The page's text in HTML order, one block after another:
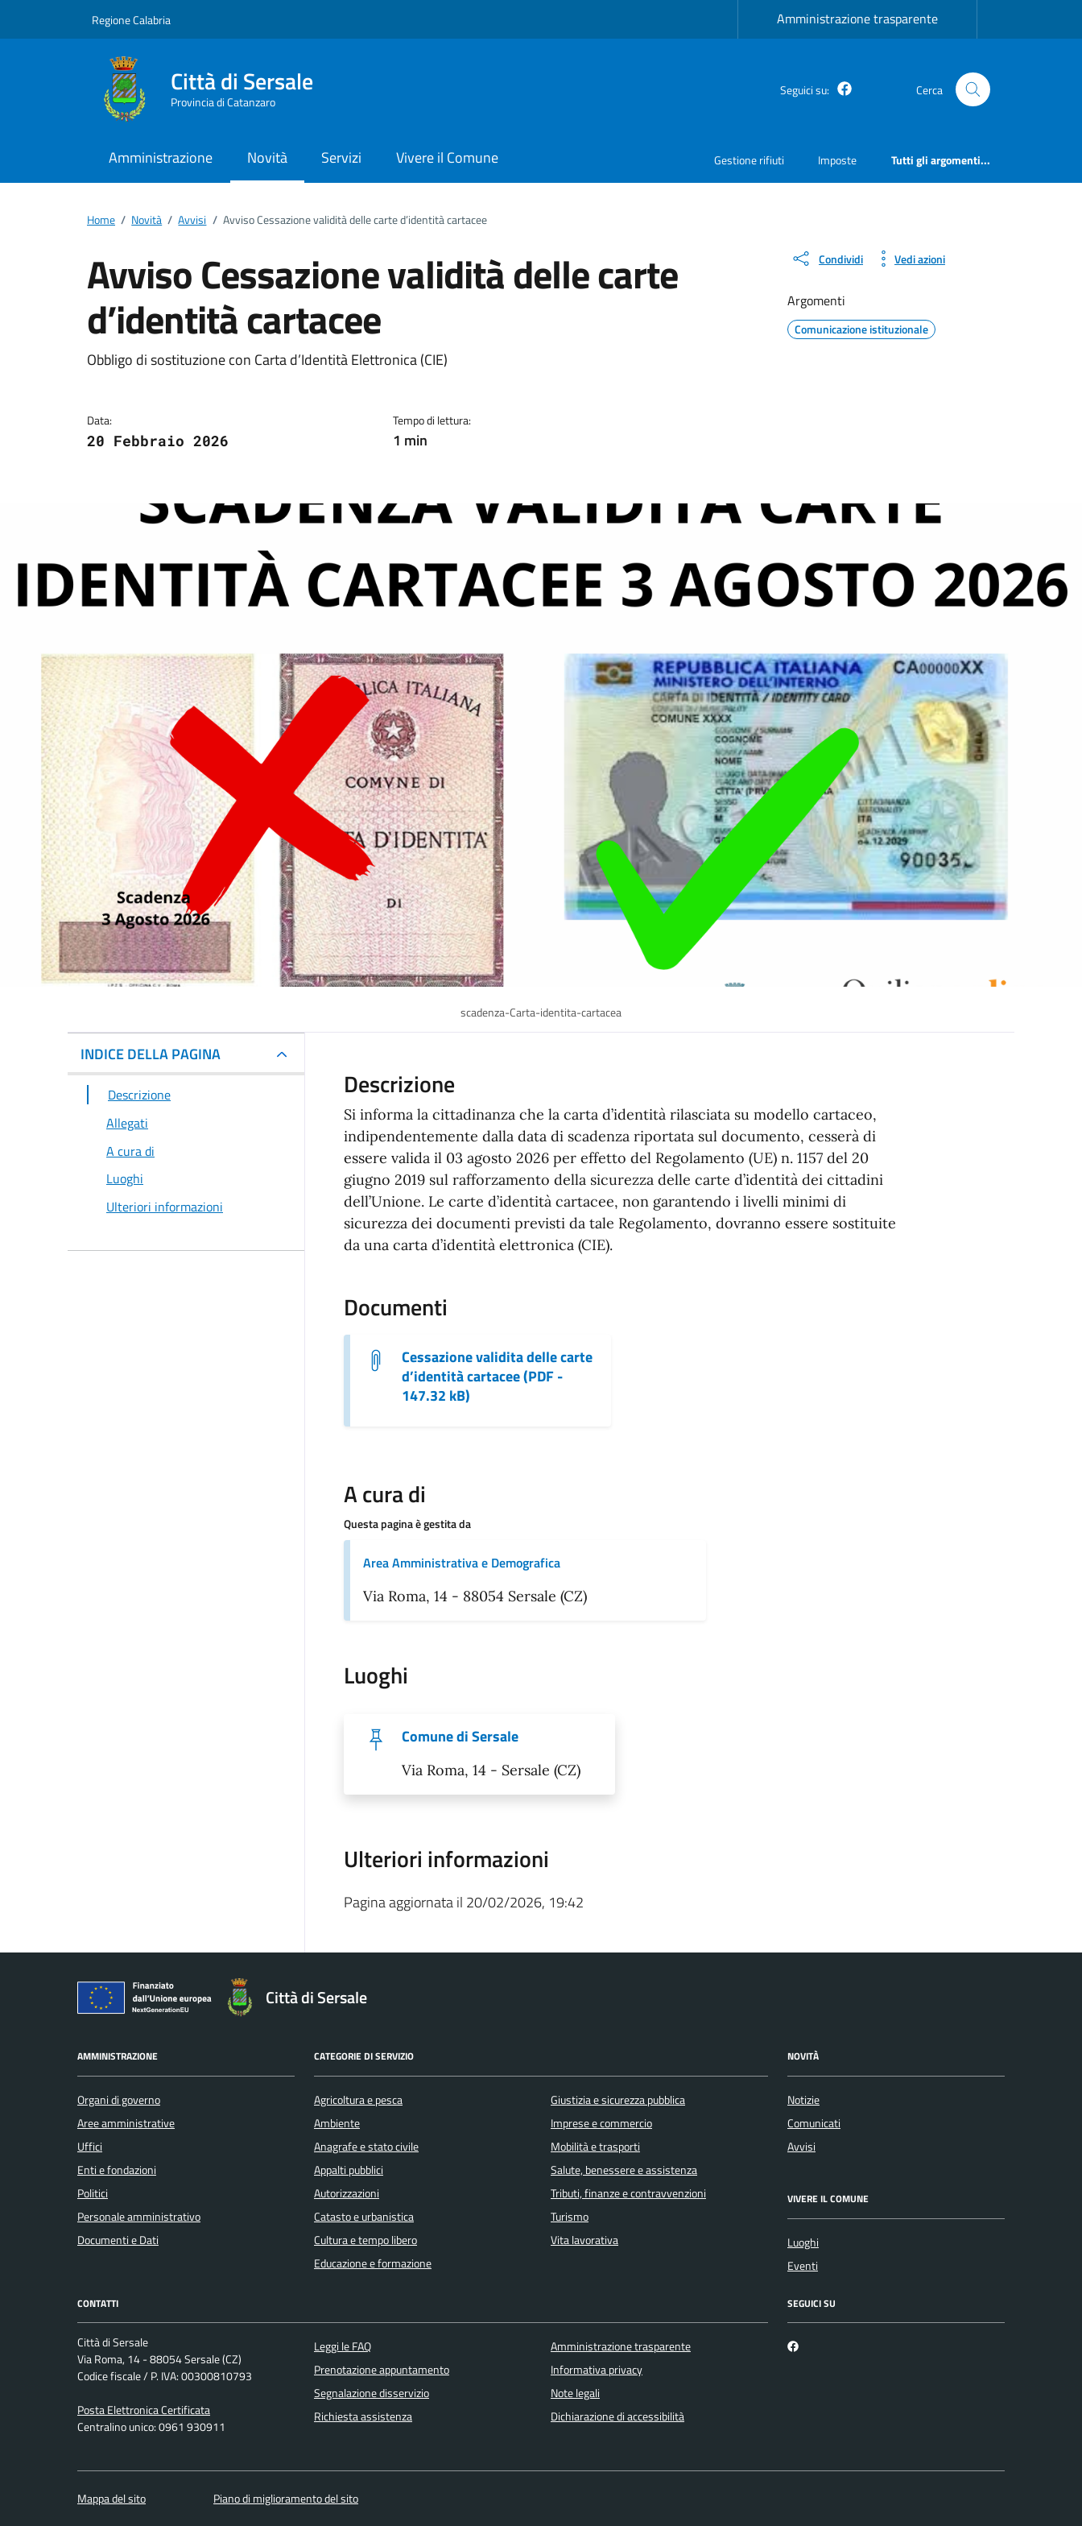
Regione Calabria Amministrazione trasparente
Città di Sersale
Provincia di Catanzaro
Seguici su: Facebook Cerca
Amministrazione Novità Servizi Vivere il Comune Gestione rifiuti Imposte Tutti gli argomenti...
Home / Novità / Avvisi / Avviso Cessazione validità delle carte d’identità cartacee
Avviso Cessazione validità delle carte
d’identità cartacee
Dettagli della notizia
Obbligo di sostituzione con Carta d’Identità Elettronica (CIE)
Data:
20 Febbraio 2026
Tempo di lettura:
1 min
Condividi Vedi azioni
Argomenti
Comunicazione istituzionale
scadenza-Carta-identita-cartacea
INDICE DELLA PAGINA
Descrizione
Allegati
A cura di
Luoghi
Ulteriori informazioni
Descrizione
Si informa la cittadinanza che la carta d’identità rilasciata su modello cartaceo,
indipendentemente dalla data di scadenza riportata sul documento, cesserà di
essere valida il 03 agosto 2026 per effetto del Regolamento (UE) n. 1157 del 20
giugno 2019 sul rafforzamento della sicurezza delle carte d’identità dei cittadini
dell’Unione. Le carte d’identità cartacee, non garantendo i livelli minimi di
sicurezza dei documenti previsti da tale Regolamento, dovranno essere sostituite
da una carta d’identità elettronica (CIE).
Documenti
Cessazione validita delle carte
d’identità cartacee (PDF -
147.32 kB)
A cura di
Questa pagina è gestita da
Area Amministrativa e Demografica
Via Roma, 14 - 88054 Sersale (CZ)
Luoghi
Comune di Sersale
Via Roma, 14 - Sersale (CZ)
Ulteriori informazioni
Pagina aggiornata il 20/02/2026, 19:42
Città di Sersale
AMMINISTRAZIONE
Organi di governo
Aree amministrative
Uffici
Enti e fondazioni
Politici
Personale amministrativo
Documenti e Dati
CATEGORIE DI SERVIZIO
Agricoltura e pesca
Ambiente
Anagrafe e stato civile
Appalti pubblici
Autorizzazioni
Catasto e urbanistica
Cultura e tempo libero
Educazione e formazione
Giustizia e sicurezza pubblica
Imprese e commercio
Mobilità e trasporti
Salute, benessere e assistenza
Tributi, finanze e contravvenzioni
Turismo
Vita lavorativa
NOVITÀ
Notizie
Comunicati
Avvisi
VIVERE IL COMUNE
Luoghi
Eventi
CONTATTI
Città di Sersale
Via Roma, 14 - 88054 Sersale (CZ)
Codice fiscale / P. IVA: 00300810793
Posta Elettronica Certificata
Centralino unico: 0961 930911
Leggi le FAQ
Prenotazione appuntamento
Segnalazione disservizio
Richiesta assistenza
Amministrazione trasparente
Informativa privacy
Note legali
Dichiarazione di accessibilità
SEGUICI SU
Facebook
Mappa del sito Piano di miglioramento del sito